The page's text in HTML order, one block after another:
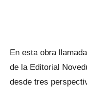
En esta obra
de la Editorial
desde tres